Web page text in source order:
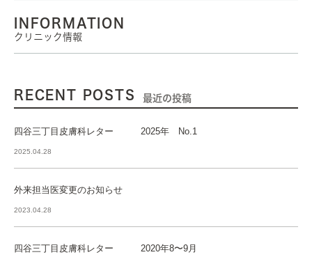
INFORMATION
クリニック情報
RECENT POSTS 最近の投稿
四谷三丁目皮膚科レター 2025年 No.1
2025.04.28
外来担当医変更のお知らせ
2023.04.28
四谷三丁目皮膚科レター 2020年8〜9月